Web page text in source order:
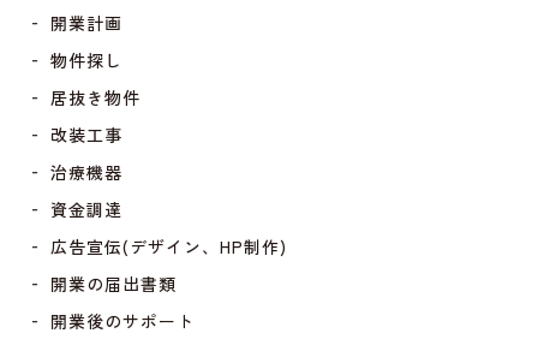
‐ 開業計画
‐ 物件探し
‐ 居抜き物件
‐ 改装工事
‐ 治療機器
‐ 資金調達
‐ 広告宣伝(デザイン、HP制作)
‐ 開業の届出書類
‐ 開業後のサポート